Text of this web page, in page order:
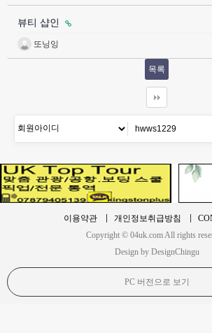
뷰티 샵인
또닝잉
목록
이용약관 개인정보취급방침
Copyright © 04uk.com All rights
Design by DesignChingu
PC 버전으로 보기